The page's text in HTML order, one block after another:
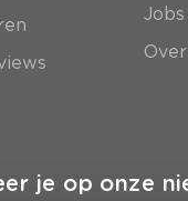
je op onze